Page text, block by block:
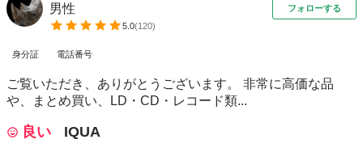
男性
5.0(120)
フォローする
身分証 電話番号
ご覧いただき、ありがとうございます。 非常に高価な品
や、まとめ買い、LD・CD・レコード類...
良い IQUA